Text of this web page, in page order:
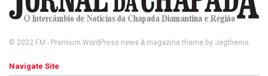
© 2022 FM - Premium WordPress news & magazine theme by Jegtheme.
Navigate Site